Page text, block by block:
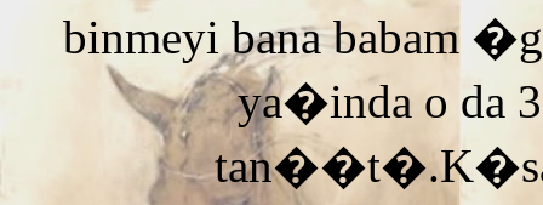
binmeyi bana babam
ya�inda o da